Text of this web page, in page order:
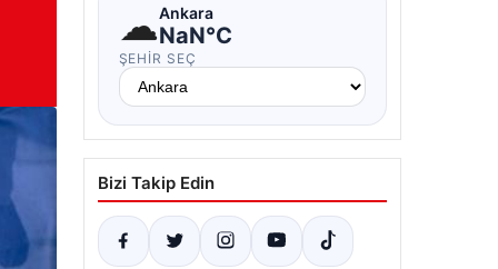
☁Ankara
NaN°C
ŞEHIR SEÇ
Bizi Takip Edin